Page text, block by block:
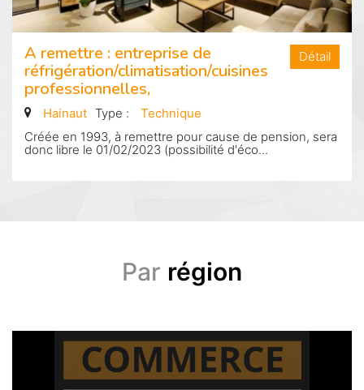
A remettre : entreprise de
réfrigération/climatisation/cuisines
professionnelles,
Détail
Hainaut Type :
Technique
Créée en 1993, à remettre pour cause de pension, sera
donc libre le 01/02/2023 (possibilité d'éco...
Par région